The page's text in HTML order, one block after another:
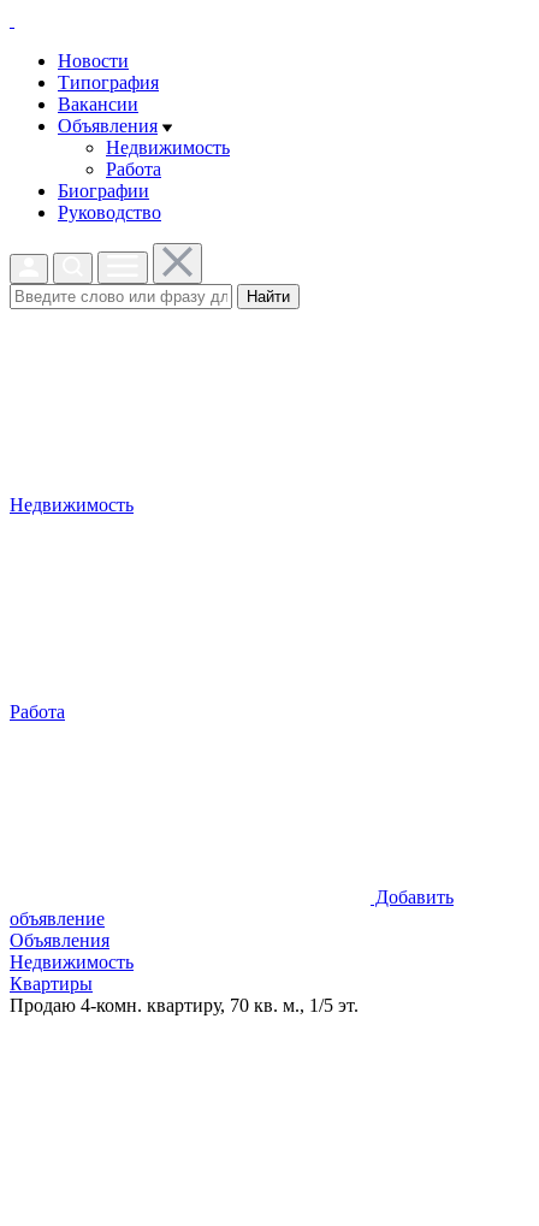
Новости
Типография
Вакансии
Объявления
Недвижимость
Работа
Биографии
Руководство
Найти
Недвижимость
Работа
Добавить
объявление
Объявления
Недвижимость
Квартиры
Продаю 4-комн. квартиру, 70 кв. м., 1/5 эт.